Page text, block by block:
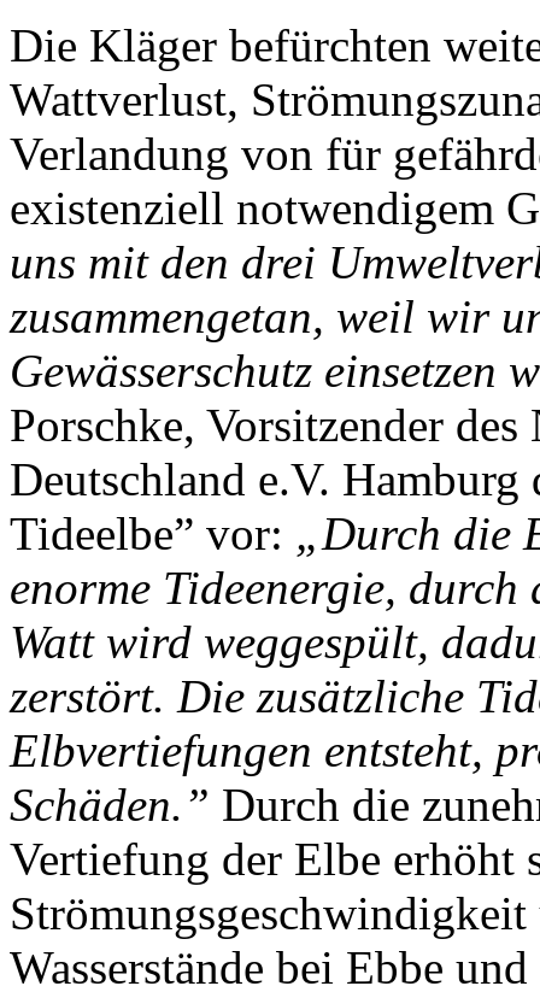
Die Kläger befürchten
Wattverlust,
Verlandung von für
existenziell notwendigem
uns mit den drei
zusammengetan, weil wir
Gewässerschutz einsetzen
Porschke, Vorsitzender
Deutschland e.V.
Tideelbe” vor: „Durch die
enorme Tideenergie,
Watt wird weggespült,
zerstört. Die zusätzliche
Elbvertiefungen entsteht,
Schäden.” Durch die
Vertiefung der Elbe erhöht
Wasserstände bei Ebbe